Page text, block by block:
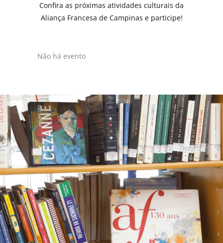
Confira as próximas atividades culturais da
Aliança Francesa de Campinas e participe!
Não há evento